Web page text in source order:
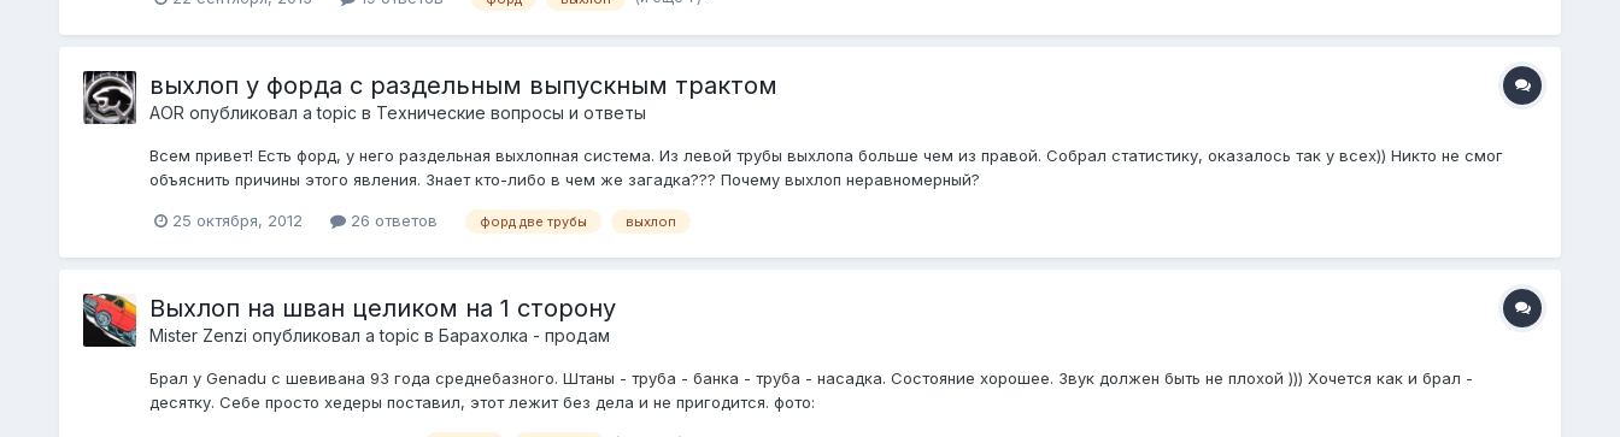
выхлоп у форда с раздельным выпускным трактом
AOR опубликовал a topic в Технические вопросы и ответы
Всем привет! Есть форд, у него раздельная выхлопная система. Из левой трубы выхлопа больше чем из правой. Собрал статистику, оказалось так у всех)) Никто не смог
объяснить причины этого явления. Знает кто-либо в чем же загадка??? Почему выхлоп неравномерный?
25 октября, 2012 26 ответов форд две трубы выхлоп
Выхлоп на шван целиком на 1 сторону
Mister Zenzi опубликовал a topic в Барахолка - продам
Брал у Genadu с шевивана 93 года среднебазного. Штаны - труба - банка - труба - насадка. Состояние хорошее. Звук должен быть не плохой ))) Хочется как и брал -
десятку. Себе просто хедеры поставил, этот лежит без дела и не пригодится. фото: